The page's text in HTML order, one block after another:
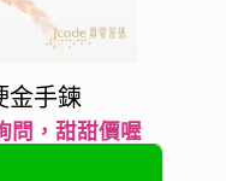
金手鍊
問，甜甜價喔